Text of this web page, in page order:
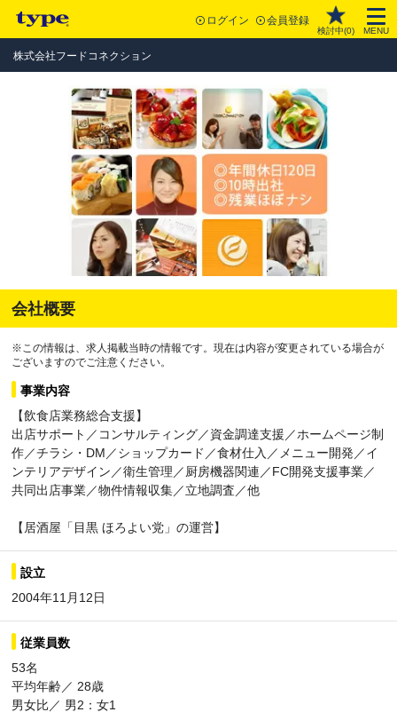
ログイン 会員登録
検討中(0) MENU
株式会社フードコネクション
会社概要
※この情報は、求人掲載当時の情報です。現在は内容が変更されている場合が
ございますのでご注意ください。
事業内容
【飲食店業務総合支援】
出店サポート／コンサルティング／資金調達支援／ホームページ制
作／チラシ・DM／ショップカード／食材仕入／メニュー開発／イ
ンテリアデザイン／衛生管理／厨房機器関連／FC開発支援事業／
共同出店事業／物件情報収集／立地調査／他
【居酒屋「目黒 ほろよい党」の運営】
設立
2004年11月12日
従業員数
53名
平均年齢／ 28歳
男女比／ 男2：女1